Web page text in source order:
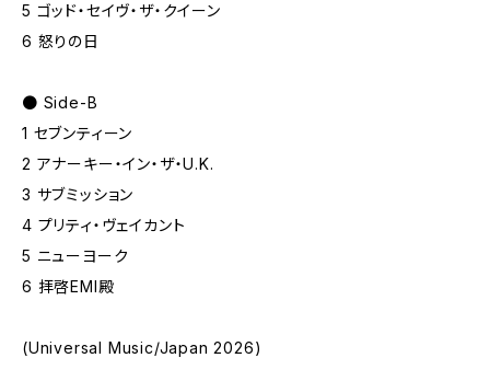
5 ゴッド・セイヴ・ザ・クイーン
6 怒りの日
● Side-B
1 セブンティーン
2 アナーキー・イン・ザ・U.K.
3 サブミッション
4 プリティ・ヴェイカント
5 ニューヨーク
6 拝啓EMI殿
(Universal Music/Japan 2026)